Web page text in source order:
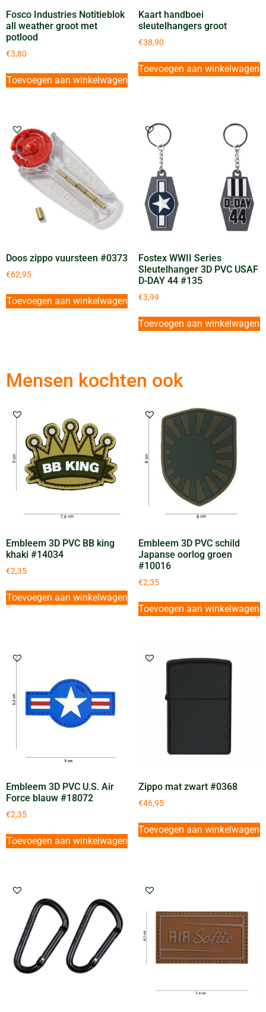
Fosco Industries Notitieblok
all weather groot met
potlood
€3,80
Toevoegen aan winkelwagen
Kaart handboei
sleutelhangers groot
€38,90
Toevoegen aan winkelwagen
Doos zippo vuursteen #0373
€62,95
Toevoegen aan winkelwagen
Fostex WWII Series
Sleutelhanger 3D PVC USAF
D-DAY 44 #135
€3,99
Toevoegen aan winkelwagen
Mensen kochten ook
Embleem 3D PVC BB king
khaki #14034
€2,35
Toevoegen aan winkelwagen
Embleem 3D PVC schild
Japanse oorlog groen
#10016
€2,35
Toevoegen aan winkelwagen
Embleem 3D PVC U.S. Air
Force blauw #18072
€2,35
Toevoegen aan winkelwagen
Zippo mat zwart #0368
€46,95
Toevoegen aan winkelwagen